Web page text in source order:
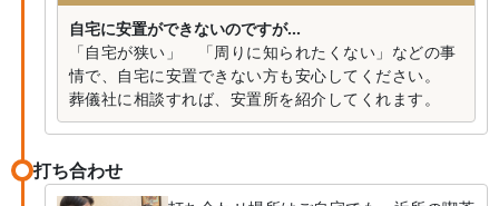
自宅に安置ができないのですが...
「自宅が狭い」 「周りに知られたくない」などの事
情で、自宅に安置できない方も安心してください。
葬儀社に相談すれば、安置所を紹介してくれます。
打ち合わせ